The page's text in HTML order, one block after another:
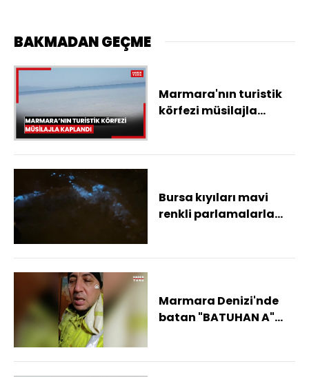
BAKMADAN GEÇME
Marmara'nın turistik
körfezi müsilajla
Bursa kıyıları mavi
renkli parlamalarla
Marmara Denizi'nde
batan "BATUHAN A"
görüntüleri